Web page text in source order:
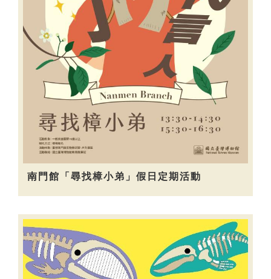
南門館「尋找樟小弟」假日定期活動